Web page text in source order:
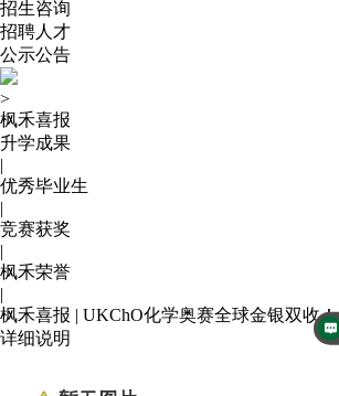
招生咨询
招聘人才
公示公告
>
枫禾喜报
升学成果
|
优秀毕业生
|
竞赛获奖
|
枫禾荣誉
|
枫禾喜报 | UKChO化学奥赛全球金银双收！
详细说明